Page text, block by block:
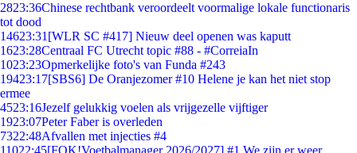
2823:36Chinese rechtbank veroordeelt voormalige lokale functionaris
tot dood
14623:31 [WLR SC #417] Nieuw deel openen was kaputt
1623:28Centraal FC Utrecht topic #88 - #CorreiaIn
1023:23Opmerkelijke foto's van Funda #243
19423:17[SBS6] De Oranjezomer #10 Helene je kan het niet stop
ermee
4523:16Jezelf gelukkig voelen als vrijgezelle vijftiger
1923:07Peter Faber is overleden
7322:48Afvallen met injecties #4
11022:45[FOK!Voetbalmanager 2026/2027] #1 We zijn er weer